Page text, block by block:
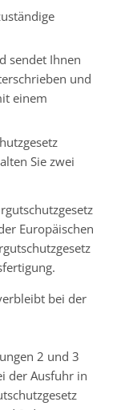
sendet Ihnen
und
einem
Sie zwei
Europäischen
bei der
2 und 3
der Ausfuhr in